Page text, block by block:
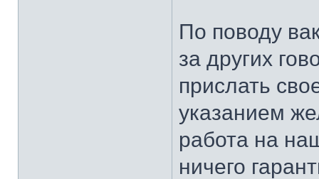
По поводу
за других
прислать
указанием
работа на
ничего